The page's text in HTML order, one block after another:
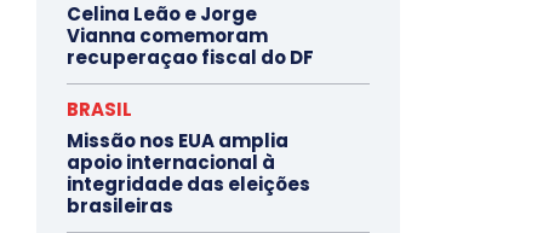
Celina Leão e Jorge
Vianna comemoram
recuperaçao fiscal do DF
BRASIL
Missão nos EUA amplia
apoio internacional à
integridade das eleições
brasileiras